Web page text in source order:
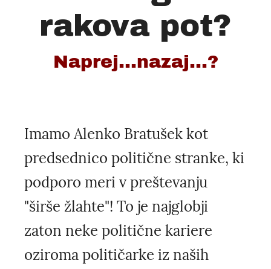
rakova pot?
Naprej...nazaj...?
Imamo Alenko Bratušek kot
predsednico politične stranke, ki
podporo meri v preštevanju
"širše žlahte"! To je najglobji
zaton neke politične kariere
oziroma političarke iz naših